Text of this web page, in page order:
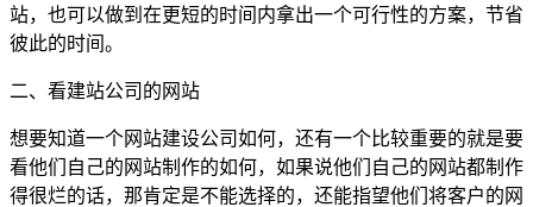
站，也可以做到在更短的时间内拿出一个可行性的方案，节省
彼此的时间。
二、看建站公司的网站
想要知道一个网站建设公司如何，还有一个比较重要的就是要
看他们自己的网站制作的如何，如果说他们自己的网站都制作
得很烂的话，那肯定是不能选择的，还能指望他们将客户的网